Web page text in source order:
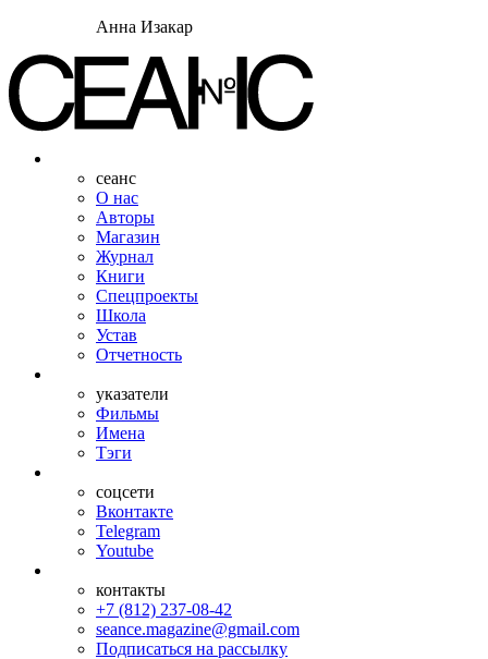
Анна Изакар
сеанс
О нас
Авторы
Магазин
Журнал
Книги
Спецпроекты
Школа
Устав
Отчетность
указатели
Фильмы
Имена
Тэги
соцсети
Вконтакте
Telegram
Youtube
контакты
+7 (812) 237-08-42
seance.magazine@gmail.com
Подписаться на рассылку